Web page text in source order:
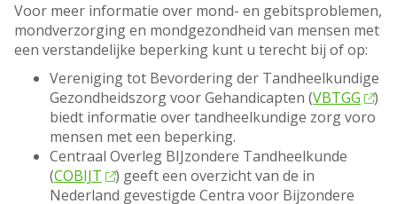
Voor meer informatie over mond- en gebitsproblemen,
mondverzorging en mondgezondheid van mensen met
een verstandelijke beperking kunt u terecht bij of op:
Vereniging tot Bevordering der Tandheelkundige
Gezondheidszorg voor Gehandicapten (VBTGG
)
biedt informatie over tandheelkundige zorg voro
mensen met een beperking.
Centraal Overleg BIJzondere Tandheelkunde
(COBIJT
) geeft een overzicht van de in
Nederland gevestigde Centra voor Bijzondere